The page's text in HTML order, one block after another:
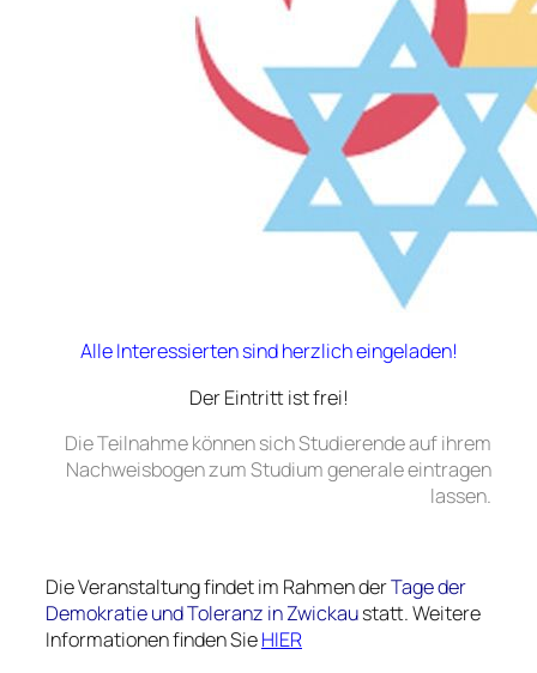
Alle Interessierten sind herzlich eingeladen!
Der Eintritt ist frei!
Die Teilnahme können sich Studierende auf ihrem
Nachweisbogen zum Studium generale eintragen
lassen.
Die Veranstaltung findet im Rahmen derTage der
Demokratie und Toleranz in Zwickaustatt. Weitere
Informationen finden SieHIER